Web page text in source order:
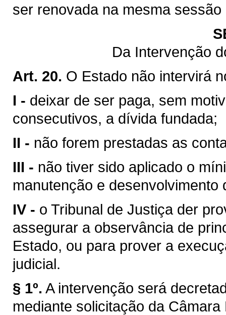
ser renovada na mesma sessão
Da Intervenção
Art. 20. O Estado não intervirá
I - deixar de ser paga, sem
consecutivos, a dívida fundada;
II - não forem prestadas as
III - não tiver sido aplicado o
manutenção e desenvolvimento
IV - o Tribunal de Justiça der
assegurar a observância de
Estado, ou para prover a
judicial.
§ 1º. A intervenção será
mediante solicitação da